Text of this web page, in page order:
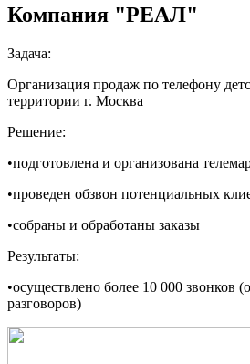
Компания "РЕАЛ"
Задача:
Организация продаж по телефону
территории г. Москва
Решение:
•подготовлена и организована
•проведен обзвон потенциальных
•собраны и обработаны заказы
Результаты:
•осуществлено более 10 000 звонков
разговоров)